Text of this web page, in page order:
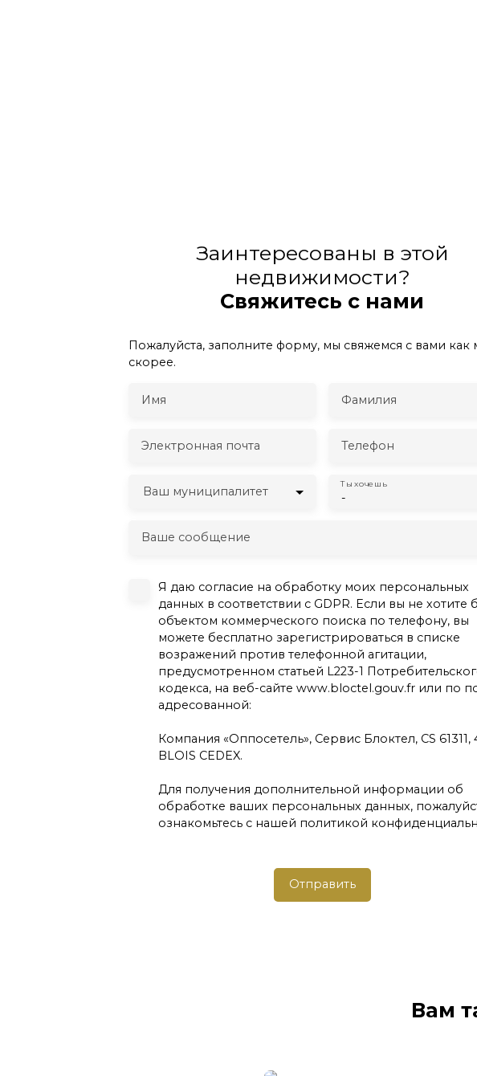
Заинтересованы в этой
недвижимости?
Свяжитесь с нами
Пожалуйста, заполните форму, мы свяжемся с вами
скорее.
Имя Фамилия
Электронная почта Телефон
Ваш муниципалитет -
Ты хочешь
Ваше сообщение
Я даю согласие на обработку моих персональных
данных в соответствии с GDPR. Если вы не хотите
объектом коммерческого поиска по телефону, вы
можете бесплатно зарегистрироваться в списке
возражений против телефонной агитации,
предусмотренном статьей L223-1
кодекса, на веб-сайте www.bloctel.gouv.fr или по
адресованной:
Компания «Оппосетель», Сервис Блоктел, CS 61311,
BLOIS CEDEX.
Для получения дополнительной информации об
обработке ваших персональных данных,
ознакомьтесь с нашей политикой
Отправить
Вам